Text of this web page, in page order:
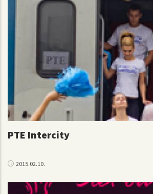
PTE Intercity
2015.02.10.